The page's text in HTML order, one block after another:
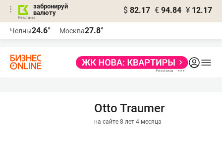
забронируй
валюту
$ 82.17 € 94.84 ¥ 12.17
Челны24.6° Москва27.8°
Otto Traumer
на сайте 8 лет 4 месяца